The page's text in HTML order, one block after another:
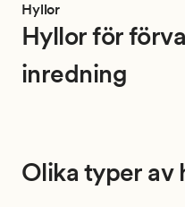
Hyllor
Hyllor för
inredning
Olika typer av